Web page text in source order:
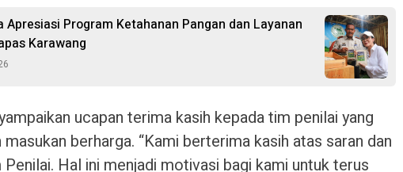
Apresiasi Program Ketahanan Pangan dan Layanan
Karawang
ucapan terima kasih kepada tim penilai yang
berharga. “Kami berterima kasih atas saran dan
Penilai. Hal ini menjadi motivasi bagi kami untuk terus